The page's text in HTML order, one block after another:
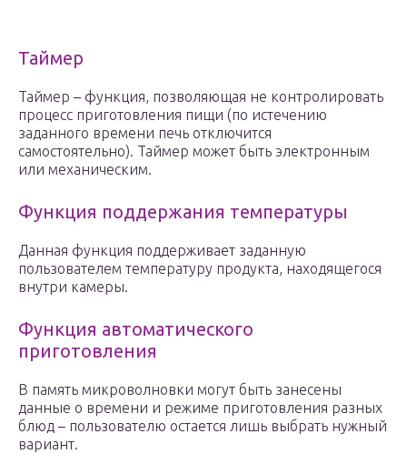
Таймер
Таймер – функция, позволяющая не контролировать
процесс приготовления пищи (по истечению
заданного времени печь отключится
самостоятельно). Таймер может быть электронным
или механическим.
Функция поддержания температуры
Данная функция поддерживает заданную
пользователем температуру продукта, находящегося
внутри камеры.
Функция автоматического
приготовления
В память микроволновки могут быть занесены
данные о времени и режиме приготовления разных
блюд – пользователю остается лишь выбрать нужный
вариант.